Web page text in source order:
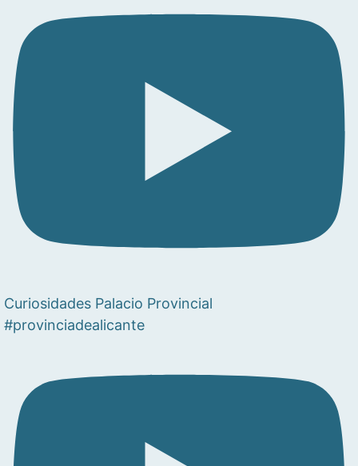
Curiosidades Palacio Provincial
#provinciadealicante